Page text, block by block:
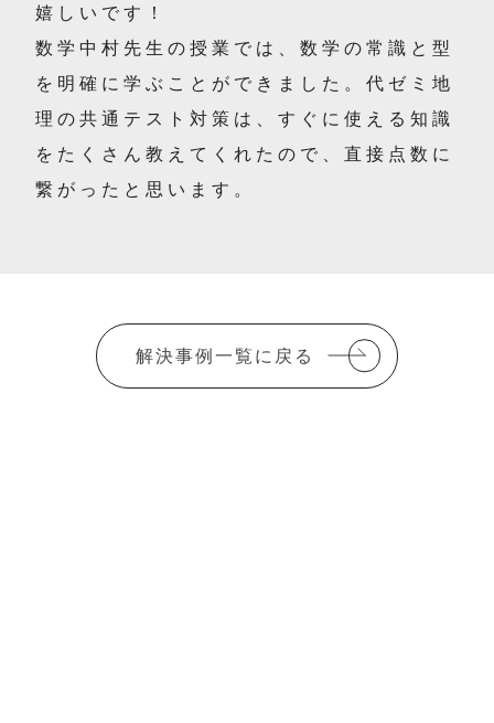
嬉しいです！
数学中村先生の授業では、数学の常識と型
を明確に学ぶことができました。代ゼミ地
理の共通テスト対策は、すぐに使える知識
をたくさん教えてくれたので、直接点数に
繋がったと思います。
解決事例一覧に戻る